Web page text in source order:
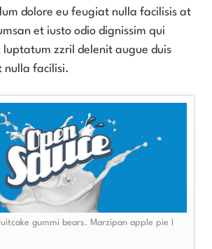
dolore eu feugiat nulla facilisis at
et iusto odio dignissim qui
luptatum zzril delenit augue duis
nulla facilisi.
gummi bears. Marzipan apple pie I